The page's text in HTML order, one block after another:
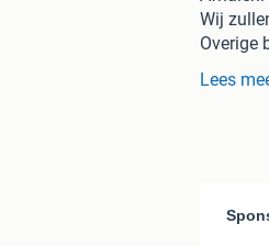
Wij
Overige
Lees